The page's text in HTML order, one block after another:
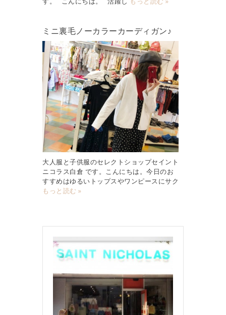
ミニ裏毛ノーカラーカーディガン♪
大人服と子供服のセレクトショップセイント
ニコラス白倉 です。こんにちは。今日のお
すすめはゆるいトップスやワンピースにサク
もっと読む »